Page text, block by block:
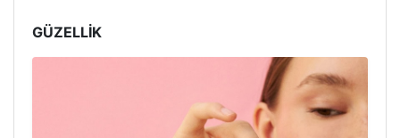
GÜZELLİK